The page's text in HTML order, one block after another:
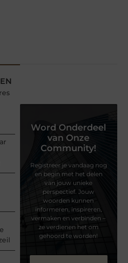
Word Onderdeel
van Onze
Community!
Registreer je vandaag nog
en begin met het delen
van jouw unieke
perspectief. Jouw
woorden kunnen
informeren, inspireren,
vermaken en verbinden –
ze verdienen het om
gehoord te worden!